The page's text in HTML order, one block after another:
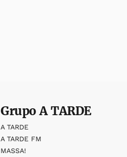
GrupoA TARDE
A TARDE
A TARDE FM
MASSA!